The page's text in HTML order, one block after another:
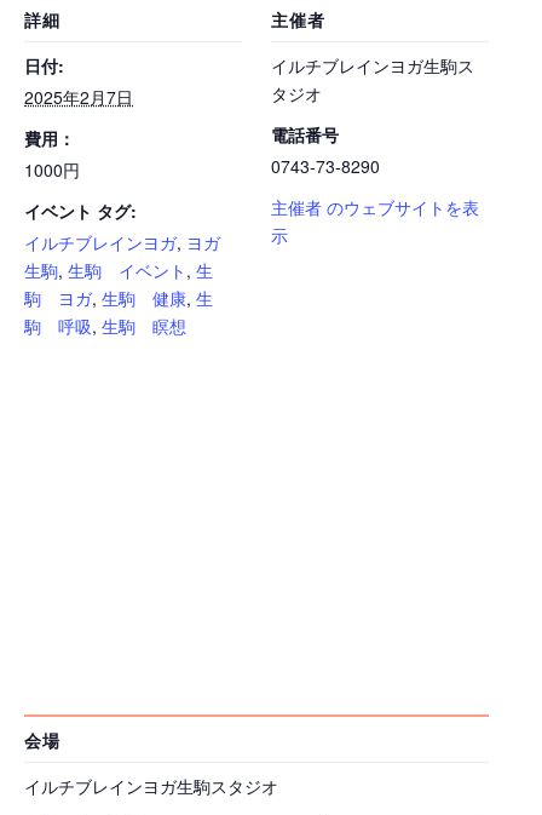
詳細
日付:
2025年2月7日
費用：
1000円
イベント タグ:
イルチブレインヨガ, ヨガ
生駒, 生駒 イベント , 生
駒 ヨガ, 生駒 健康, 生
駒 呼吸, 生駒 瞑想
主催者
イルチブレインヨガ生駒ス
タジオ
電話番号
0743-73-8290
主催者 のウェブサイトを表
示
会場
イルチブレインヨガ生駒スタジオ